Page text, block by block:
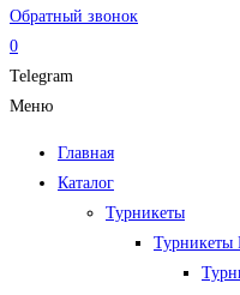
Обратный звонок
0
Telegram
Меню
Главная
Каталог
Турникеты
Турникеты